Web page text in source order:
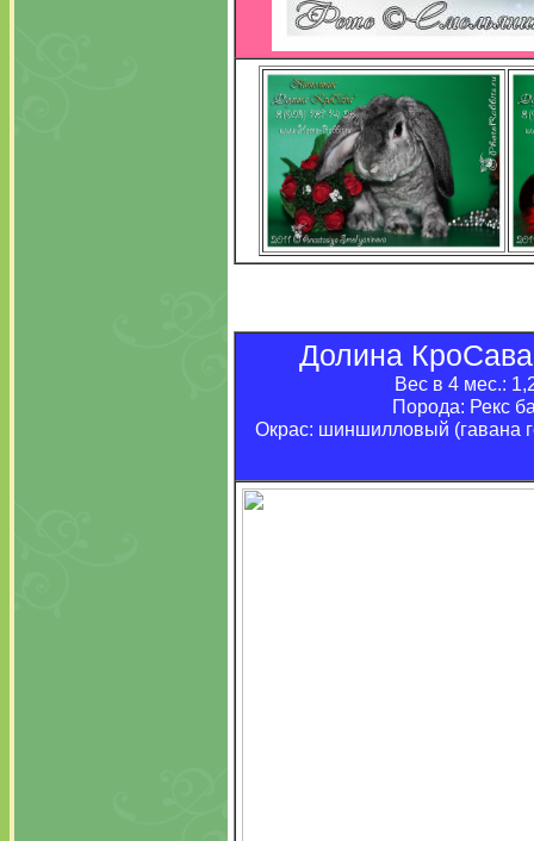
Долина
Вес в 4 мес.:
Порода: Рекс
Окрас: шиншилловый (гавана